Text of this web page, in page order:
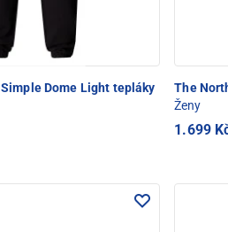
Simple Dome Light tepláky
The
Ženy
1.699